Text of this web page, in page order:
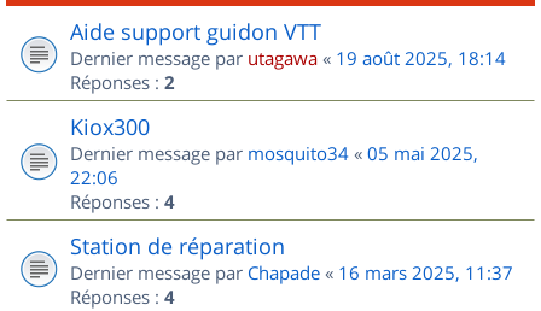
Aide support guidon VTT
Dernier message par utagawa « 19 août 2025, 18:14
Réponses : 2
Kiox300
Dernier message par mosquito34 « 05 mai 2025,
22:06
Réponses : 4
Station de réparation
Dernier message par Chapade « 16 mars 2025, 11:37
Réponses : 4